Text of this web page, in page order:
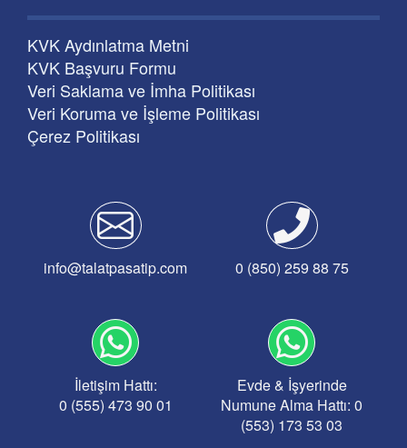
KVK Aydınlatma Metni
KVK Başvuru Formu
Veri Saklama ve İmha Politikası
Veri Koruma ve İşleme Politikası
Çerez Politikası
info@talatpasatip.com 0 (850) 259 88 75
İletişim Hattı:
0 (555) 473 90 01
Evde & İşyerinde
Numune Alma Hattı: 0
(553) 173 53 03